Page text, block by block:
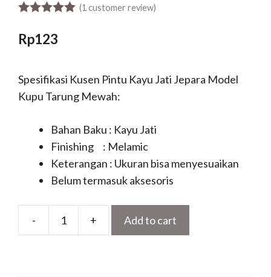
(1 customer review)
Rp123
Spesifikasi Kusen Pintu Kayu Jati Jepara Model
Kupu Tarung Mewah:
Bahan Baku : Kayu Jati
Finishing : Melamic
Keterangan : Ukuran bisa menyesuaikan
Belum termasuk aksesoris
-
Kusen
+ Add to cart